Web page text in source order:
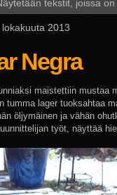
tekstit, joissa
2013
Negra
maistettiin mustaa
tumma lager tuoksahtaa
öljymäinen ja vähän
työt, näyttää